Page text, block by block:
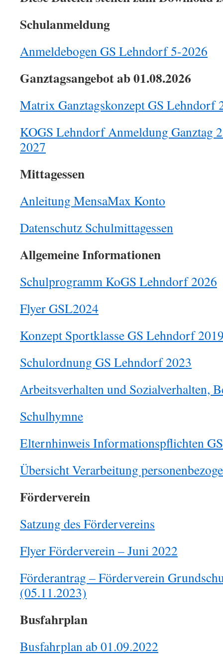
Schulanmeldung
Anmeldebogen GS Lehndorf 5-2026
Ganztagsangebot ab 01.08.2026
Matrix Ganztagskonzept GS Lehndorf
KOGS Lehndorf Anmeldung Ganztag
2027
Mittagessen
Anleitung MensaMax Konto
Datenschutz Schulmittagessen
Allgemeine Informationen
Schulprogramm KoGS Lehndorf 2026
Flyer GSL2024
Konzept Sportklasse GS Lehndorf
Schulordnung GS Lehndorf 2023
Arbeitsverhalten und Sozialverhalten,
Schulhymne
Elternhinweis Informationspflichten
Übersicht Verarbeitung
Förderverein
Satzung des Fördervereins
Flyer Förderverein – Juni 2022
Förderantrag – Förderverein
(05.11.2023)
Busfahrplan
Busfahrplan ab 01.09.2022